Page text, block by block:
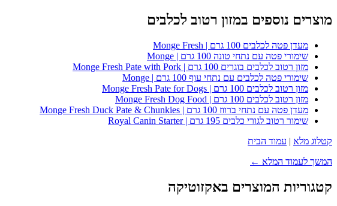
מוצרים נוספים במזון רטוב לכלבים
מעדן פטה לכלבים 100 גרם | Monge Fresh
שימורי פטה עם נתחי טונה 100 גרם | Monge
מזון רטוב לכלבים בוגרים 100 גרם | Monge Fresh Pate with Pork
שימורי פטה לכלבים עם נתחי עוף 100 גרם | Monge
מזון רטוב לכלבים 100 גרם | Monge Fresh Pate for Dogs
מזון רטוב לכלבים 100 גרם | Monge Fresh Dog Food
מעדן פטה עם נתחי ברווז 100 גרם | Monge Fresh Duck Pate & Chunkies
שימור רטוב לגורי כלבים 195 גרם | Royal Canin Starter
קטלוג מלא | עמוד הבית
המשך לעמוד המלא ←
קטגוריות המוצרים באקזוטיקה